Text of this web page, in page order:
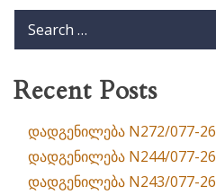
Recent Posts
დადგენილება N272/077-26
დადგენილება N244/077-26
დადგენილება N243/077-26